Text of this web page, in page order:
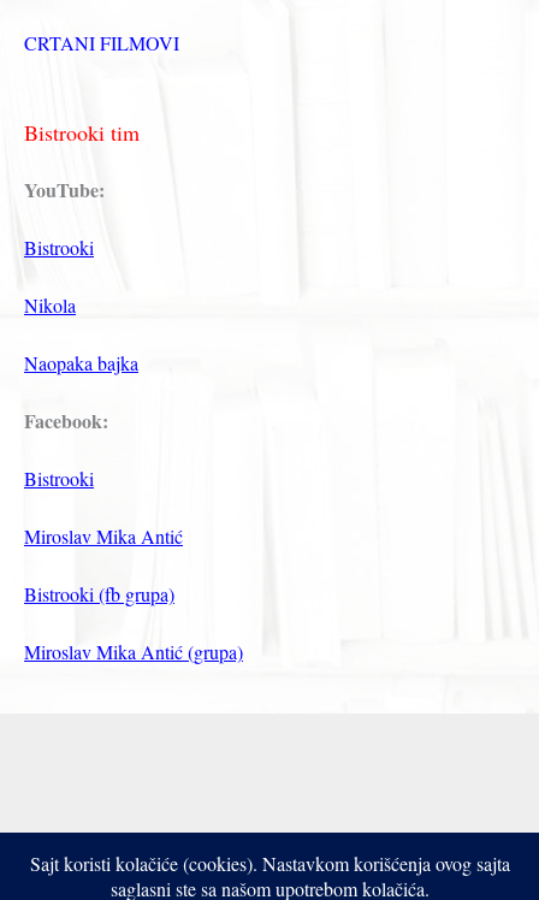
CRTANI FILMOVI
Bistrooki tim
YouTube:
Bistrooki
Nikola
Naopaka bajka
Facebook:
Bistrooki
Miroslav Mika Antić
Bistrooki (fb grupa)
Miroslav Mika Antić (grupa)
Copyright © 2017- 2026 Bistrooki
Sajt koristi kolačiće (cookies). Nastavkom korišćenja ovog sajta
saglasni ste sa našom upotrebom kolačića.